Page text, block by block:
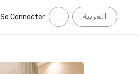
Se Connecter العربية